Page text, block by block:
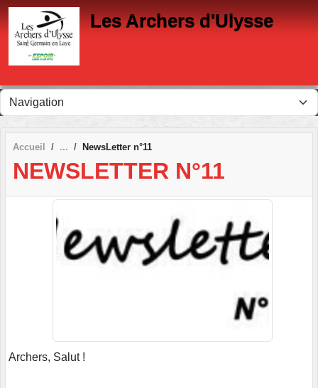
Les Archers d'Ulysse
Accueil NewsLetter n°11
NEWSLETTER N°11
Archers, Salut !
Panneau de gestion des cookies